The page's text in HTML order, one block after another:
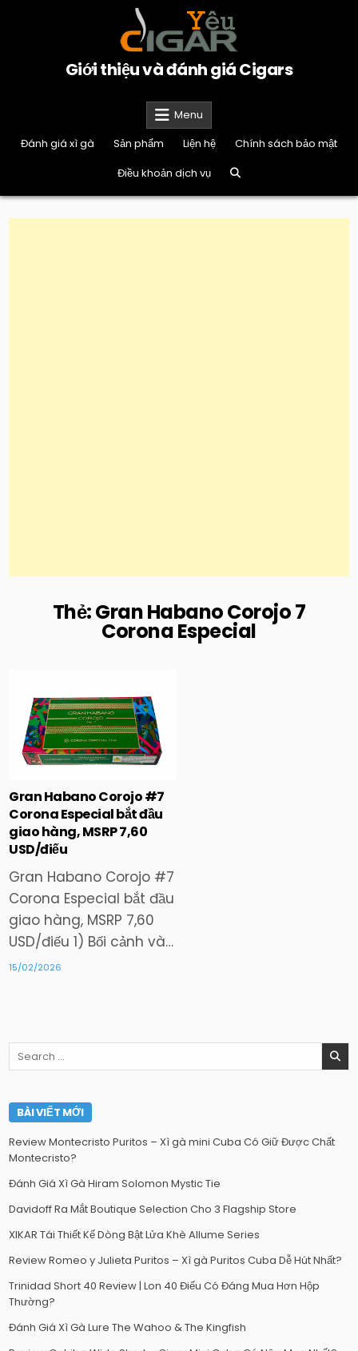
Giới thiệu và đánh giá Cigars
Menu
Đánh giá xì gà
Sản phẩm Liện hệ
Chính sách bảo mật
Điều khoản dịch vụ
Thẻ:Gran Habano Corojo 7
Corona Especial
Posted
in
Gran Habano Corojo #7
Corona Especial bắt đầu
giao hàng, MSRP 7,60
USD/điếu
Gran Habano Corojo #7
Corona Especial bắt đầu
giao hàng, MSRP 7,60
USD/điếu 1) Bối cảnh và…
15/02/2026
Search
BÀI VIẾT MỚI
Review Montecristo Puritos – Xì gà mini Cuba Có Giữ Được Chất
Montecristo?
Đánh Giá Xì Gà Hiram Solomon Mystic Tie
Davidoff Ra Mắt Boutique Selection Cho 3 Flagship Store
XIKAR Tái Thiết Kế Dòng Bật Lửa Khè Allume Series
Review Romeo y Julieta Puritos – Xì gà Puritos Cuba Dễ Hút Nhất?
Trinidad Short 40 Review | Lon 40 Điếu Có Đáng Mua Hơn Hộp
Thường?
Đánh Giá Xì Gà Lure The Wahoo & The Kingfish